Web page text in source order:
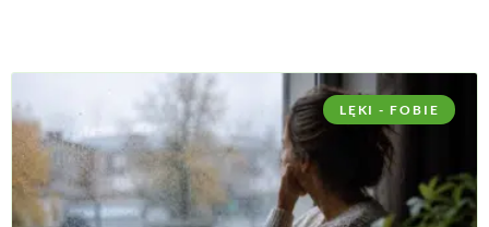
LĘKI - FOBIE